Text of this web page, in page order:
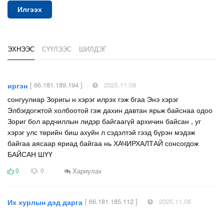
Илгээх
ЭХНЭЭС СҮҮЛЭЭС ШИЛДЭГ
иргэн [ 66.181.189.194 ] 2025.11.08
сонгуулиар Зоригы н хэрэг илрэх гэж бгаа Энэ хэрэг
Элбэгдогжтой холбоотой гэж дахин давтан ярьж байснаа одоо
Зориг бол ардчиллын лидэр байгаагүй архичин байсан , уг
хэрэг улс төрийн биш ахуйн л сэдэлтэй гээд бүрэн мэдэж
байгаа аясаар яриад байгаа нь ХАЧИРХАЛТАЙ сонсогдож
БАЙСАН ШҮҮ
0 0 Хариулах
Их хурлын дэд дарга [ 66.181.185.112 ] 2025.11.08